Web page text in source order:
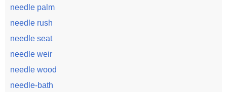
needle palm
needle rush
needle seat
needle weir
needle wood
needle-bath